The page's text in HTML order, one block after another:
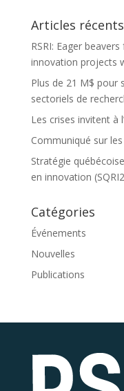
Articles récents
RSRI: Eager
innovation projects
Plus de 21 M$ pour
sectoriels de
Les crises invitent à
Communiqué sur
Stratégie
en innovation
Catégories
Événements
Nouvelles
Publications